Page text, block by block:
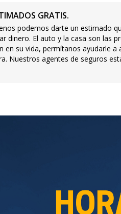
GRATIS.
podemos darte un estimado
dinero. El auto y la casa son las
en su vida, permítanos ayudarle a
Nuestros agentes de seguros